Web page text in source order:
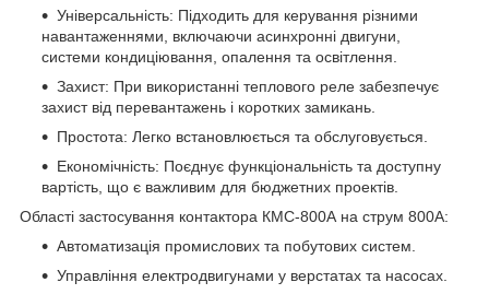
Універсальність: Підходить для керування різними
навантаженнями, включаючи асинхронні двигуни,
системи кондиціювання, опалення та освітлення.
Захист: При використанні теплового реле забезпечує
захист від перевантажень і коротких замикань.
Простота: Легко встановлюється та обслуговується.
Економічність: Поєднує функціональність та доступну
вартість, що є важливим для бюджетних проектів.
Області застосування контактора КМС-800А на струм 800А:
Автоматизація промислових та побутових систем.
Управління електродвигунами у верстатах та насосах.